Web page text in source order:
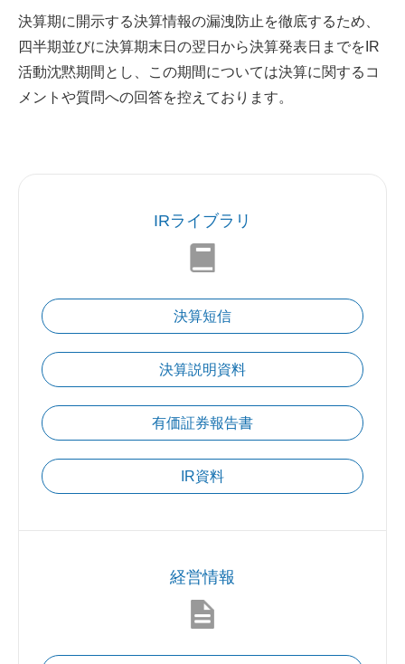
決算期に開示する決算情報の漏洩防止を徹底するため、
四半期並びに決算期末日の翌日から決算発表日までをIR
活動沈黙期間とし、この期間については決算に関するコ
メントや質問への回答を控えております。
IRライブラリ
決算短信
決算説明資料
有価証券報告書
IR資料
経営情報